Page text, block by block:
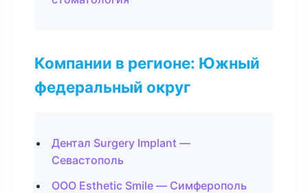
Компании в регионе: Южный
федеральный округ
Дентал Surgery Implant —
Севастополь
ООО Esthetic Smile — Симферополь